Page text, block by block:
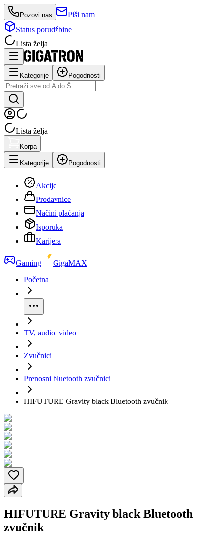
Pozovi nas
Piši nam
Status porudžbine
Lista želja
Kategorije Pogodnosti
Lista želja
Korpa
Kategorije Pogodnosti
Akcije
Prodavnice
Načini plaćanja
Isporuka
Karijera
Gaming
GigaMAX
Početna
TV, audio, video
Zvučnici
Prenosni bluetooth zvučnici
HIFUTURE Gravity black Bluetooth zvučnik
HIFUTURE Gravity black Bluetooth
zvučnik